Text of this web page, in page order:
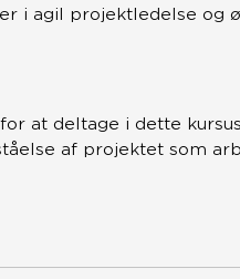
i agil projektledelse og
at deltage i dette
af projektet som